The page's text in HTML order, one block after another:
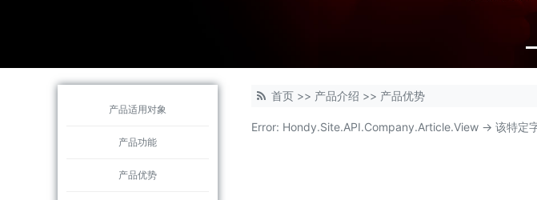
产品适用对象
产品功能
产品优势
首页 >> 产品介绍 >> 产品优势
Error: Hondy.Site.API.Company.Article.View -> 该特定